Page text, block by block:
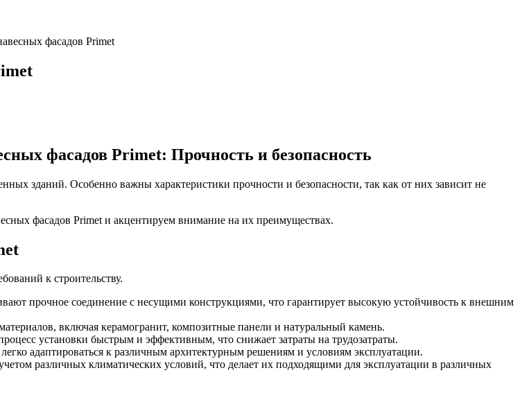
фасадов Primet
фасадов Primet: Прочность и безопасность
зданий. Особенно важны характеристики прочности и безопасности, так как от них зависит не
фасадов Primet и акцентируем внимание на их преимуществах.
к строительству.
прочное соединение с несущими конструкциями, что гарантирует высокую устойчивость к внешним
включая керамогранит, композитные панели и натуральный камень.
установки быстрым и эффективным, что снижает затраты на трудозатраты.
адаптироваться к различным архитектурным решениям и условиям эксплуатации.
различных климатических условий, что делает их подходящими для эксплуатации в различных